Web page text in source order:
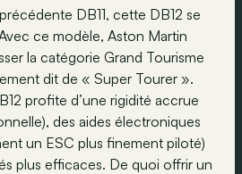
DB11, cette DB12 se
ce modèle, Aston Martin
la catégorie Grand Tourisme
dit de « Super Tourer ».
profite d’une rigidité accrue
des aides électroniques
un ESC plus finement piloté)
plus efficaces. De quoi offrir un